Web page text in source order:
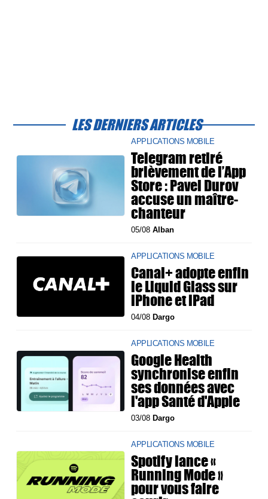
LES DERNIERS ARTICLES
APPLICATIONS MOBILE
Telegram retiré
brièvement de l’App
Store : Pavel Durov
accuse un maître-
chanteur
05/08Alban
APPLICATIONS MOBILE
Canal+ adopte enfin
le Liquid Glass sur
iPhone et iPad
04/08 Dargo
APPLICATIONS MOBILE
Google Health
synchronise enfin
ses données avec
l'app Santé d'Apple
03/08 Dargo
APPLICATIONS MOBILE
Spotify lance «
Running Mode »
pour vous faire